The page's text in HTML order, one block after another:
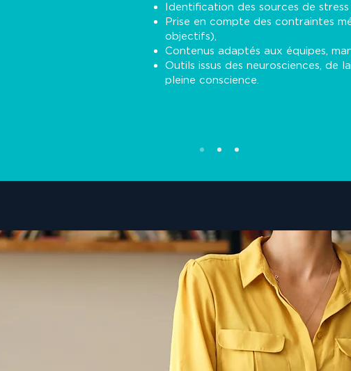
Identification des sources de stress
Prise en compte des contraintes
objectifs),
Contenus adaptés aux équipes,
Outils issus des neurosciences, de
pleine conscience.